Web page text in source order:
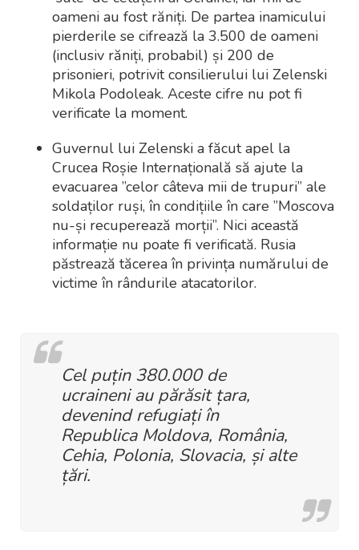
oameni au fost răniți. De partea inamicului
pierderile se cifrează la 3.500 de oameni
(inclusiv răniți, probabil) și 200 de
prisonieri, potrivit consilierului lui Zelenski
Mikola Podoleak. Aceste cifre nu pot fi
verificate la moment.
Guvernul lui Zelenski a făcut apel la
Crucea Roșie Internațională să ajute la
evacuarea ”celor câteva mii de trupuri” ale
soldaților ruși, în condițiile în care ”Moscova
nu-și recuperează morții”. Nici această
informație nu poate fi verificată. Rusia
păstrează tăcerea în privința numărului de
victime în rândurile atacatorilor.
Cel puțin 380.000 de
ucraineni au părăsit țara,
devenind refugiați în
Republica Moldova, România,
Cehia, Polonia, Slovacia, și alte
țări.